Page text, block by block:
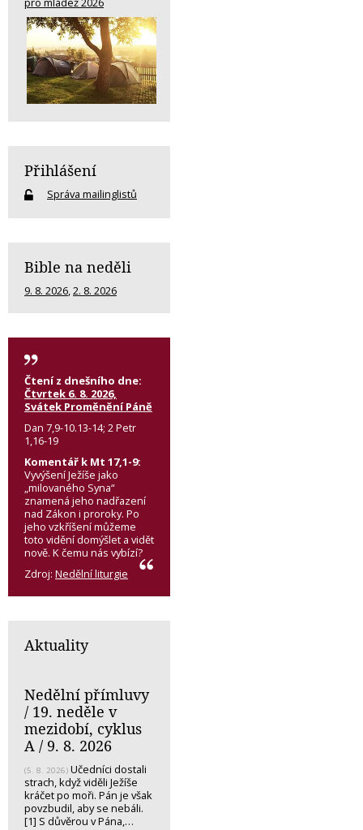
Přihlášení
Správa mailinglistů
Bible na neděli
9. 8. 2026,2. 8. 2026
Čtení z dnešního dne:
Čtvrtek 6. 8. 2026,
Svátek Proměnění Páně
Dan 7,9-10.13-14; 2 Petr
1,16-19
Komentář k Mt 17,1-9:
Vyvýšení Ježíše jako
„milovaného Syna“
znamená jeho nadřazení
nad Zákon i proroky. Po
jeho vzkříšení můžeme
toto vidění domýšlet a vidět
nově. K čemu nás vybízí?
Zdroj: Nedělní liturgie
Aktuality
Nedělní přímluvy
/ 19. neděle v
mezidobí, cyklus
A / 9. 8. 2026
(5. 8. 2026) Učedníci dostali
strach, když viděli Ježíše
kráčet po moři. Pán je však
povzbudil, aby se nebáli.
[1] S důvěrou v Pána,…